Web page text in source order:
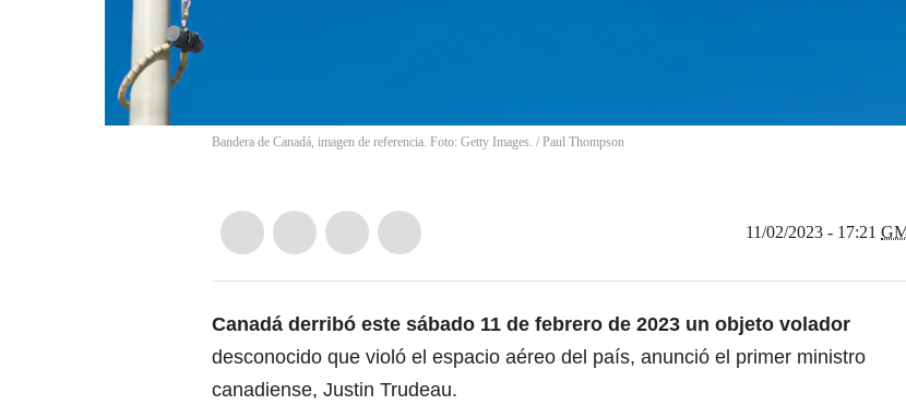
Bandera de Canadá, imagen de referencia. Foto: Getty Images. / Paul Thompson
11/02/2023 - 17:21
Canadá derribó este sábado 11 de febrero de 2023 un objeto volador
desconocido que violó el espacio aéreo del país, anunció el primer ministro
canadiense, Justin Trudeau.